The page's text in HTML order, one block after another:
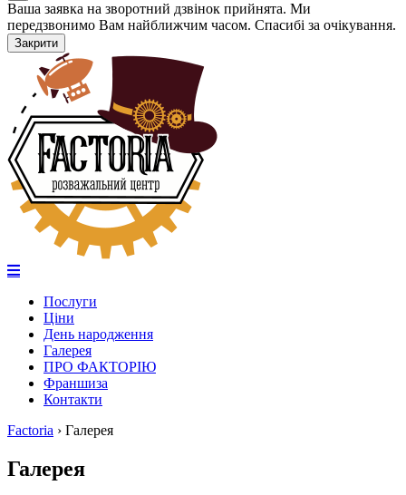
Ваша заявка на зворотний дзвінок прийнята. Ми
передзвонимо Вам найближчим часом. Спасибі за очікування.
Закрити
Послуги
Ціни
День народження
Галерея
ПРО ФАКТОРІЮ
Франшиза
Контакти
Factoria › Галерея
Галерея